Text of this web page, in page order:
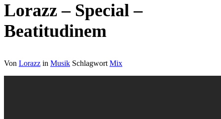
Lorazz – Special –
Beatitudinem
Von Lorazz in Musik Schlagwort Mix